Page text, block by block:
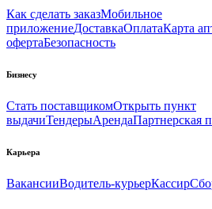
Как сделать заказМобильное
приложениеДоставкаОплатаКарта
офертаБезопасность
Бизнесу
Стать поставщикомОткрыть пункт
выдачиТендерыАрендаПартнерская
Карьера
ВакансииВодитель-курьерКассир